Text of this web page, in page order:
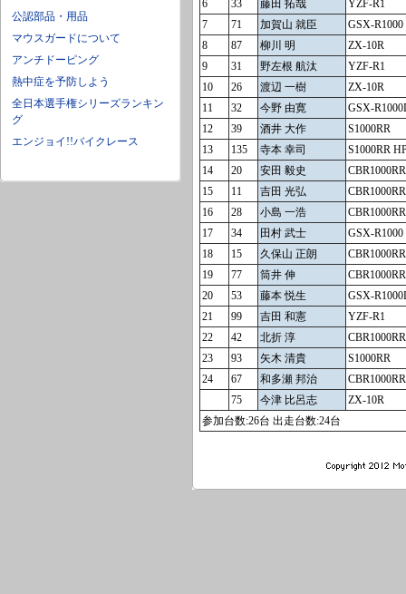
公認部品・用品
マウスガードについて
アンチドーピング
熱中症を予防しよう
全日本選手権シリーズランキン
グ
エンジョイ!!バイクレース
6
33 藤田 拓哉
YZF-R1
7
71 加賀山 就臣
GSX-R1000
8
87 柳川 明
ZX-10R
9
31 野左根 航汰
YZF-R1
10
26 渡辺 一樹
ZX-10R
11
32 今野 由寛
GSX-
12
39 酒井 大作
S1000RR
13
135 寺本 幸司
S1000RR
14
20 安田 毅史
CBR1000RR
15
11 吉田 光弘
CBR1000RR
16
28 小島 一浩
CBR1000RR
17
34 田村 武士
GSX-R1000
18
15 久保山 正朗
CBR1000RR
19
77 筒井 伸
CBR1000RR
20
53 藤本 悦生
GSX-
21
99 吉田 和憲
YZF-R1
22
42 北折 淳
CBR1000RR
23
93 矢木 清貴
S1000RR
24
67 和多瀬 邦治
CBR1000RR
75
今津 比呂志
ZX-10R
参加台数:26台 出走台数:24台